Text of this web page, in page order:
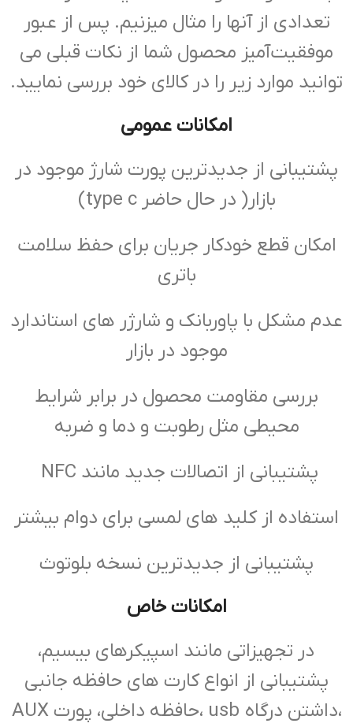
تعدادی از آنها را مثال میزنیم. پس از عبور
موفقیت‌آمیز محصول شما از نکات قبلی می
توانید موارد زیر را در کالای خود بررسی نمایید.
امکانات عمومی
پشتیبانی از جدیدترین پورت شارژ موجود در
بازار( در حال حاضر type c)
امکان قطع خودکار جریان برای حفظ سلامت
باتری
عدم مشکل با پاوربانک و شارژر های استاندارد
موجود در بازار
بررسی مقاومت محصول در برابر شرایط
محیطی مثل رطوبت و دما و ضربه
پشتیبانی از اتصالات جدید مانند NFC
استفاده از کلید های لمسی برای دوام بیشتر
پشتیبانی از جدیدترین نسخه بلوتوث
امکانات خاص
در تجهیزاتی مانند اسپیکرهای بیسیم،
پشتیبانی از انواع کارت های حافظه جانبی
،داشتن درگاه usb ،حافظه داخلی، پورت AUX